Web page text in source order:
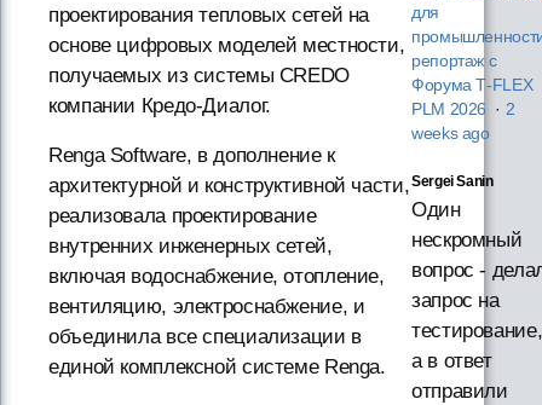
проектирования тепловых сетей на
основе цифровых моделей местности,
получаемых из системы CREDO
компании Кредо-Диалог.
Renga Software, в дополнение к
архитектурной и конструктивной части,
реализовала проектирование
внутренних инженерных сетей,
включая водоснабжение, отопление,
вентиляцию, электроснабжение, и
объединила все специализации в
единой комплексной системе Renga.
для
репортаж с
Форума T‑FLEX
PLM 2026 · 2
weeks ago
Sergei Sanin
Один
нескромный
вопрос -
запрос на
тестирование,
а в ответ
отправили